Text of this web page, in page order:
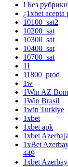
! Без рубрики
¿1xbet acepta
10100_sat2
10200_sat
10300_sat
10400_sat
10700_sat
11
11800_prod
1w
1Win AZ
1Win Brasil
1win Turkiye
1xbet
1xbet apk
1xbet
1xBet
449
1xbet